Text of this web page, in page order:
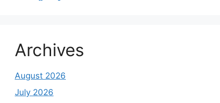
Archives
August 2026
July 2026